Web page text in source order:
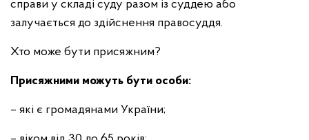
справи у складі суду разом із суддею або
залучається до здійснення правосуддя.
Хто може бути присяжним?
Присяжними можуть бути особи:
– які є громадянами України;